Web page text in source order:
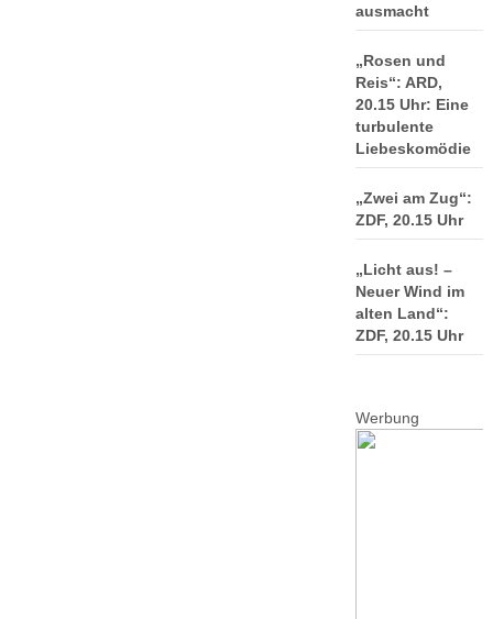
ausmacht
„Rosen und
Reis“: ARD,
20.15 Uhr: Eine
turbulente
Liebeskomödie
„Zwei am Zug“:
ZDF, 20.15 Uhr
„Licht aus! –
Neuer Wind im
alten Land“:
ZDF, 20.15 Uhr
Werbung